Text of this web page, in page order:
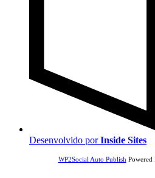
Desenvolvido porInside Sites
WP2Social Auto Publish Powered